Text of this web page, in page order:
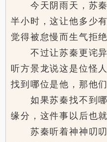
今天阴雨天，苏秦
半小时，这让他多少
觉得被怠慢而生气拒绝
不过让苏秦更诧异
听方景龙说这是位怪
找到哪位是他，那他
如果苏秦找不到哪
缘分，这件事以后也就
苏秦听着神神叨叨